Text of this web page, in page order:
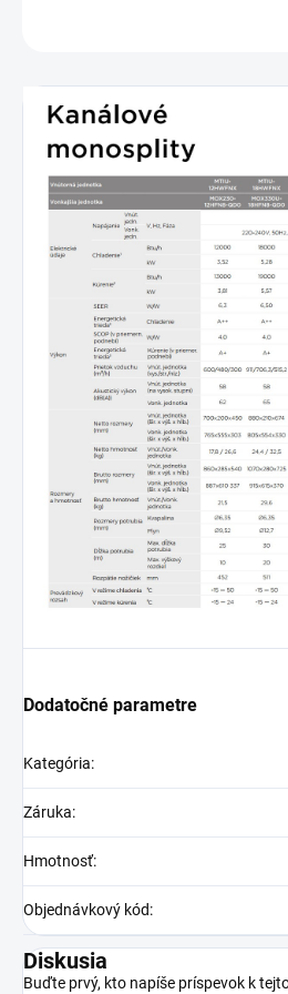
Dodatočné parametre
Kategória:
Záruka:
Hmotnosť:
Objednávkový kód:
Diskusia
Buďte prvý, kto napíše príspevok k